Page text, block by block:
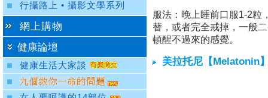
服法：晚上睡前口服1-2粒
替，或者完全戒掉，一般
頓醒不過來的感覺。
美拉托尼【Melatonin
行攝路上 • 攝影文學系列
網上購物
健康論壇
健康生活大家談